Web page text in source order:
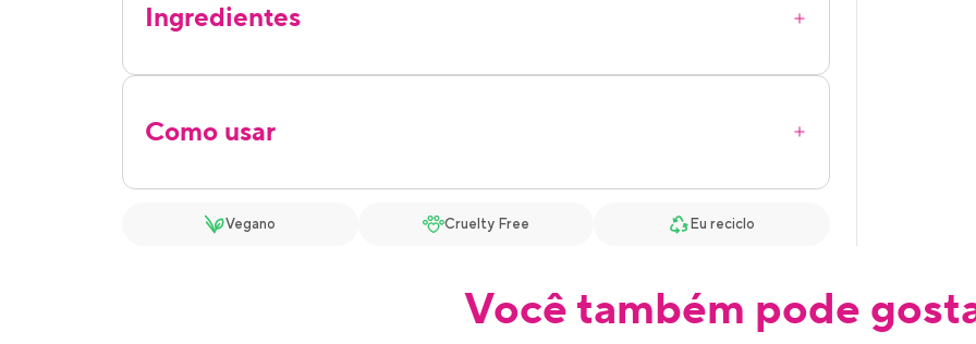
Ingredientes
Como usar
Vegano Cruelty Free Eu reciclo
Você também pode